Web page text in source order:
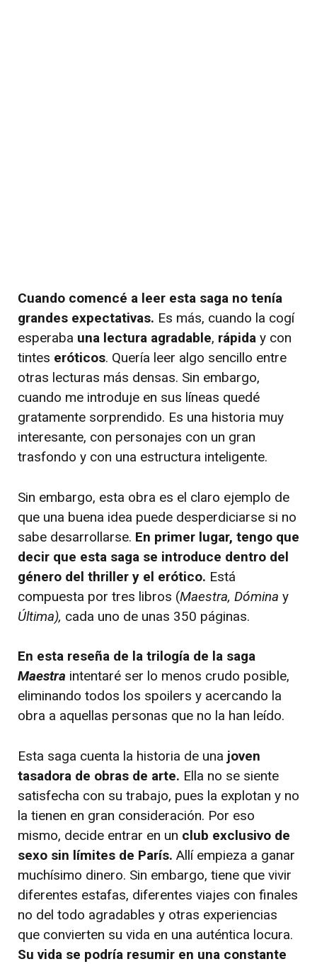
Cuando comencé a leer esta saga no tenía
grandes expectativas. Es más, cuando la cogí
esperaba una lectura agradable, rápida y con
tintes eróticos. Quería leer algo sencillo entre
otras lecturas más densas. Sin embargo,
cuando me introduje en sus líneas quedé
gratamente sorprendido. Es una historia muy
interesante, con personajes con un gran
trasfondo y con una estructura inteligente.
Sin embargo, esta obra es el claro ejemplo de
que una buena idea puede desperdiciarse si no
sabe desarrollarse. En primer lugar, tengo que
decir que esta saga se introduce dentro del
género del thriller y el erótico. Está
compuesta por tres libros (Maestra, Dómina y
Última), cada uno de unas 350 páginas.
En esta reseña de la trilogía de la saga
Maestra intentaré ser lo menos crudo posible,
eliminando todos los spoilers y acercando la
obra a aquellas personas que no la han leído.
Esta saga cuenta la historia de una joven
tasadora de obras de arte. Ella no se siente
satisfecha con su trabajo, pues la explotan y no
la tienen en gran consideración. Por eso
mismo, decide entrar en un club exclusivo de
sexo sin límites de París. Allí empieza a ganar
muchísimo dinero. Sin embargo, tiene que vivir
diferentes estafas, diferentes viajes con finales
no del todo agradables y otras experiencias
que convierten su vida en una auténtica locura.
Su vida se podría resumir en una constante